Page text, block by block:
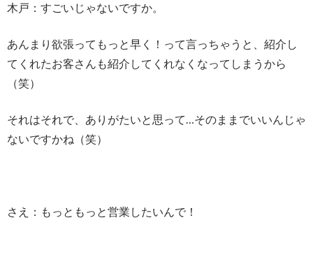
木戸：すごいじゃないですか。
あんまり欲張ってもっと早く！って言っちゃうと、紹介し
てくれたお客さんも紹介してくれなくなってしまうから
（笑）
それはそれで、ありがたいと思って…そのままでいいんじゃ
ないですかね（笑）
さえ：もっともっと営業したいんで！